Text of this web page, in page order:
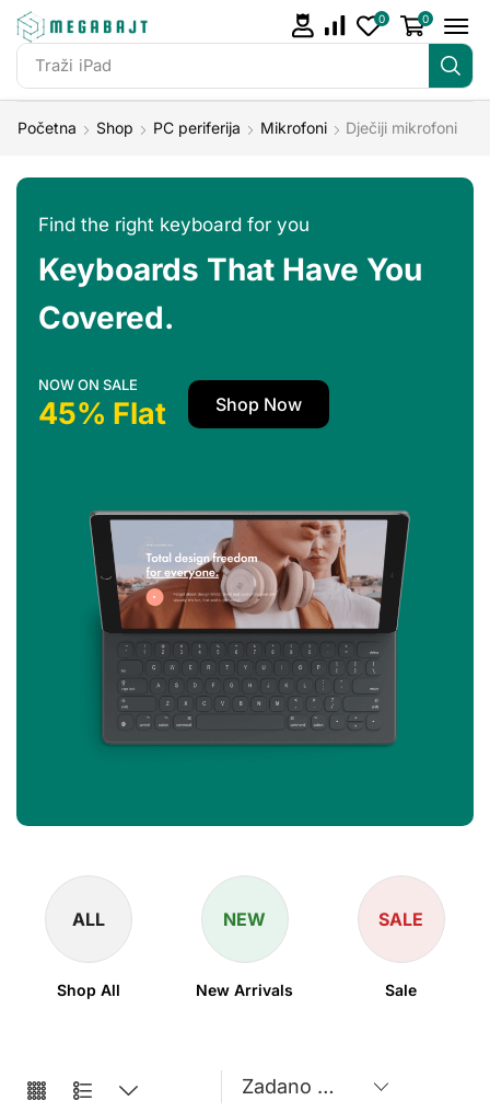
Traži iPad
0 0
Početna Shop PC periferija Mikrofoni Dječiji mikrofoni
Find the right keyboard for you
Keyboards That Have You
Covered.
NOW ON SALE
45% Flat Shop Now
ALL
Shop All
NEW
New Arrivals
SALE
Sale